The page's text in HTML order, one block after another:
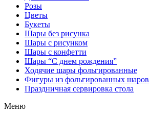
Розы
Цветы
Букеты
Шары без рисунка
Шары с рисунком
Шары с конфетти
Шары “С днем рождения”
Ходячие шары фольгированные
Фигуры из фольгированных шаров
Праздничная сервировка стола
Меню